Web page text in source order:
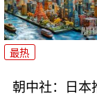
最热
朝中社：日本